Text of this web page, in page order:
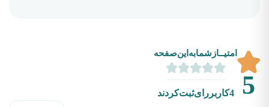
5
امتیــازشما‌به‌این‌صفحه
4کاربررای‌ثبت‌کردند